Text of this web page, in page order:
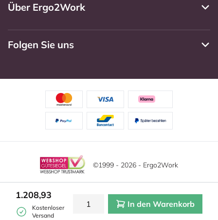
1.208,93
Kostenloser
Versand
In den Warenkorb
Über Ergo2Work
Folgen Sie uns
©1999 - 2026 - Ergo2Work
Haftungsausschluss
Allgemeine Geschäftsbedingungen
Cookie-Einstellungen
Diese Website verwendet Cookies. Lesen Sie unsere
Datenschutzerklärung für weitere Informationen.Mehr
|Verstecken